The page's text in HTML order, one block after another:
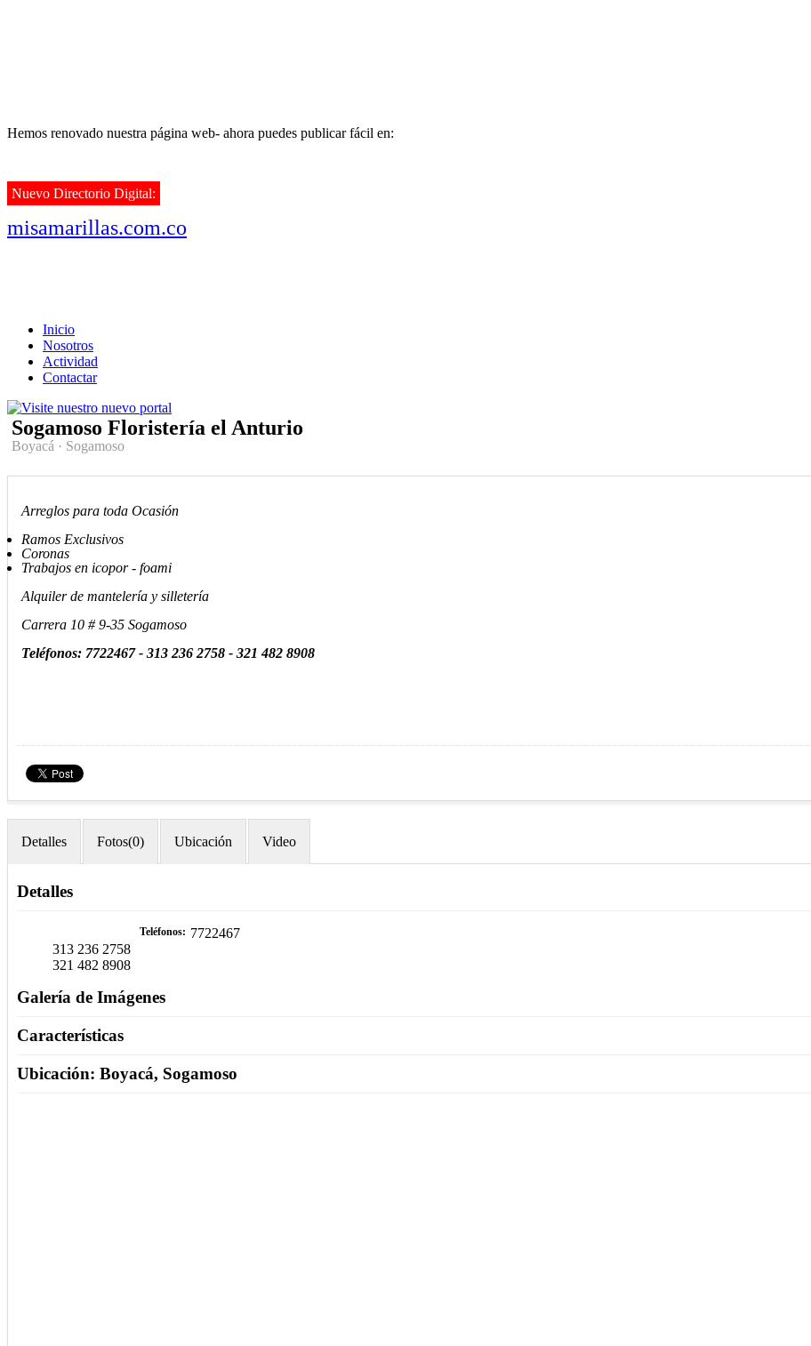
Hemos renovado nuestra página web- ahora puedes publicar fácil en:
Nuevo Directorio Digital:
misamarillas.com.co
Inicio
Nosotros
Actividad
Contactar
Sogamoso Floristería el Anturio
Boyacá · Sogamoso
Arreglos para toda Ocasión
Ramos Exclusivos
Coronas
Trabajos en icopor - foami
Alquiler de mantelería y silletería
Carrera 10 # 9-35 Sogamoso
Teléfonos: 7722467 - 313 236 2758 - 321 482 8908
Detalles Fotos(0) Ubicación Video
Detalles
Teléfonos
7722467
313 236 2758
321 482 8908
Galería de Imágenes
Características
Ubicación: Boyacá, Sogamoso